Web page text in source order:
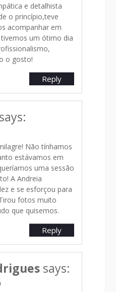
e detalhista
o princípio,teve
acompanhar em
um ótimo dia
o gosto!
Reply
says:
Não tínhamos
estávamos em
uma sessão
A Andreia
e se esforçou para
fotos muito
que quisemos.
Reply
says: